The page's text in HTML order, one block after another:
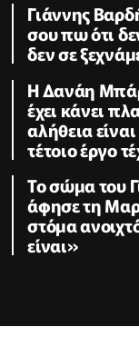
Γιάννης
σου πω ότι
δεν σε
Η Δανάη
έχει κάνει
αλήθεια
τέτοιο έργο
Το σώμα του
άφησε τη
στόμα
είναι»